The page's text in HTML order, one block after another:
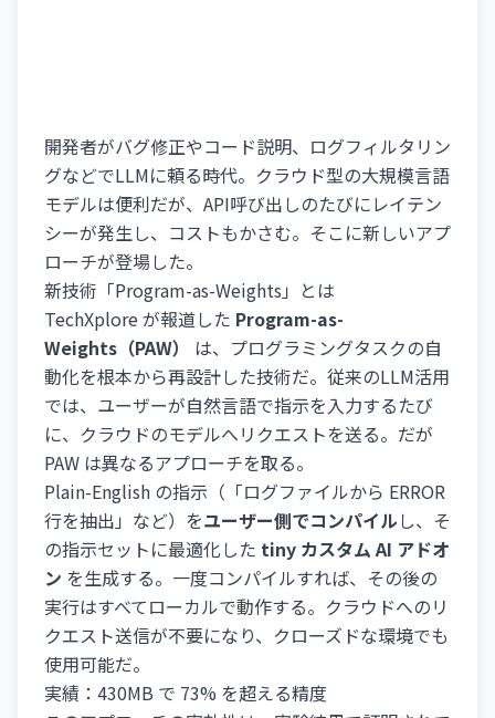
開発者がバグ修正やコード説明、ログフィルタリン
グなどでLLMに頼る時代。クラウド型の大規模言語
モデルは便利だが、API呼び出しのたびにレイテン
シーが発生し、コストもかさむ。そこに新しいアプ
ローチが登場した。
新技術「Program-as-Weights」とは
TechXplore が報道した Program-as-
Weights（PAW）
は、プログラミングタスクの自
動化を根本から再設計した技術だ。従来のLLM活用
では、ユーザーが自然言語で指示を入力するたび
に、クラウドのモデルへリクエストを送る。だが
PAW は異なるアプローチを取る。
Plain-English の指示（「ログファイルから ERROR
行を抽出」など）をユーザー側でコンパイルし、そ
の指示セットに最適化した tiny カスタム AI アドオ
ン を生成する。一度コンパイルすれば、その後の
実行はすべてローカルで動作する。クラウドへのリ
クエスト送信が不要になり、クローズドな環境でも
使用可能だ。
実績：430MB で 73% を超える精度